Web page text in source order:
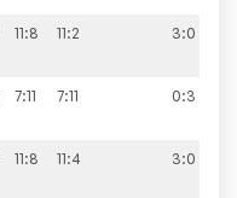
11:8 11:2 3:0
7:11 7:11 0:3
11:8 11:4 3:0